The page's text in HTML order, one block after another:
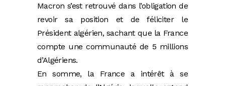
Macron s’est retrouvé dans l’obligation de
revoir sa position et de féliciter le
Président algérien, sachant que la France
compte une communauté de 5 millions
d’Algériens.
En somme, la France a intérêt à se